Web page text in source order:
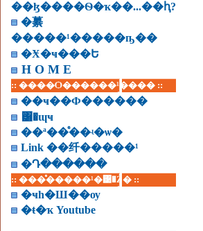
��ɮ����Ѳ�ҡ��...��ԧ?
�繤
�����¹�����ҧ��
�Ӿ�ҹ���Ե
H O M E
:: ����Ѻ������¹���� ::
��ҹ��Ф������
͸�ɰҹ
��ª��ͤ��ʵ�ѡ�
Link ��纤�����¹
�Դ������
:: ���ͤ�����¹�͹�Ź� ::
�ҹһ�Ш��ѹ
�ŧ�ҡ Youtube